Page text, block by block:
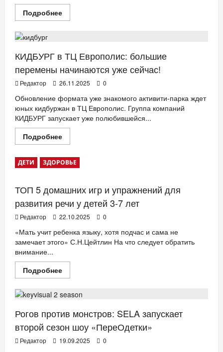
ПодробнееПрочитать
больше
на
вас:
три
детские
капсулы
BUNGLY
на
весну–
2026
АФИША ДЕТИ
КИДБУРГ в ТЦ Европолис: большие
перемены начинаются уже сейчас!
Редактор 26.11.2025 0
Обновление формата уже знакомого активити-парка ждет
юных кидбуржан в ТЦ Европолис. Группа компаний
КИДБУРГ запускает уже полюбившейся...
ПодробнееПрочитать
больше
КИДБУРГ
в
ТЦ
перемены
начинаются
уже
сейчас!
ДЕТИ ЗДОРОВЬЕ
ТОП 5 домашних игр и упражнений для
развития речи у детей 3-7 лет
Редактор 22.10.2025 0
«Мать учит ребенка языку, хотя подчас и сама не
замечает этого» С.Н.Цейтлин На что следует обратить
внимание...
ПодробнееПрочитать
больше
5
игр
и
упражнений
для
развития
речи
ДЕТИ Мода
Рогов против монстров: SELA запускает
второй сезон шоу «ПереОдетки»
Редактор 19.09.2025 0